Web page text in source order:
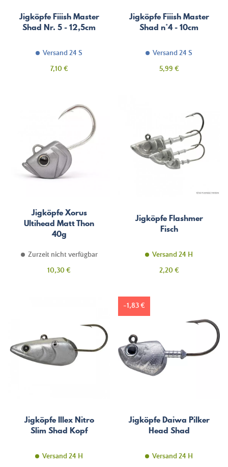
Jigköpfe Fiiish Master
Shad Nr. 5 - 12,5cm
Versand 24 S
Preis
7,10 €
Jigköpfe Fiiish Master
Shad n°4 - 10cm
Versand 24 S
Preis
5,99 €
Jigköpfe Xorus
Ultihead Matt Thon
40g
Zurzeit nicht verfügbar
Preis
10,30 €
Jigköpfe Flashmer
Fisch
Versand 24 H
Preis
2,20 €
Jigköpfe Illex Nitro
Slim Shad Kopf
Versand 24 H
Jigköpfe Daiwa Pilker
Head Shad
Versand 24 H
-1,83 €